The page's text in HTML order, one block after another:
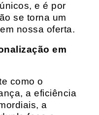
e é por
se torna um
nossa oferta.
em
como o
a eficiência
a